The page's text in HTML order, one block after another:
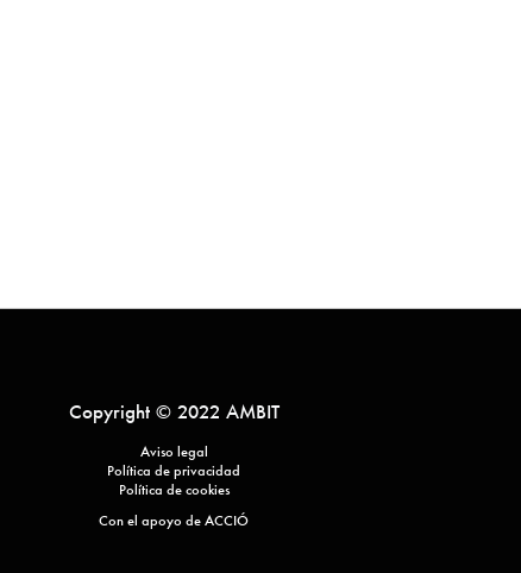
Copyright © 2022 AMBIT
Aviso legal
Política de privacidad
Política de cookies
Con el apoyo de ACCIÓ